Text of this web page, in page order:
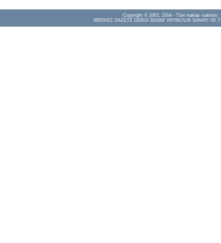
Copyright © 2003, 2004 - Tüm hakları saklıdır.
MERKEZ GAZETE DERGİ BASIM YAYINCILIK SANAYİ VE